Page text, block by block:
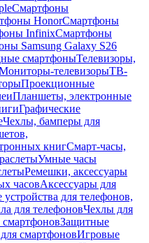
Смартфоны
HonorСмартфоны
InfinixСмартфоны
Samsung Galaxy S26
смартфоныТелевизоры,
телевизорыТВ-
Проекционные
Планшеты, электронные
Графические
Чехлы, бамперы для
книгСмарт-часы,
Умные часы
Ремешки, аксессуары
часовАксессуары для
устройства для телефонов,
для телефоновЧехлы для
Защитные
смартфоновИгровые